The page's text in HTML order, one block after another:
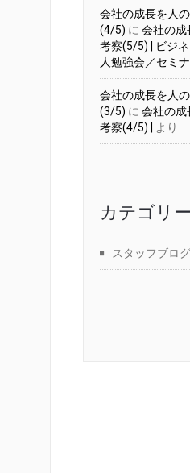
会社の成長を人
(4/5) に 会社の成
考察(5/5) | ビジ
人勉強会／セミ
会社の成長を人
(3/5) に 会社の成
考察(4/5) |
より
カテゴリー
スタッフブログ